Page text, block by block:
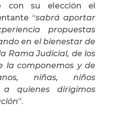
con su elección el
“sabrá aportar
propuestas
en el bienestar de
Rama Judicial, de los
la componemos y de
niñas, niños
a quienes dirigimos
”.